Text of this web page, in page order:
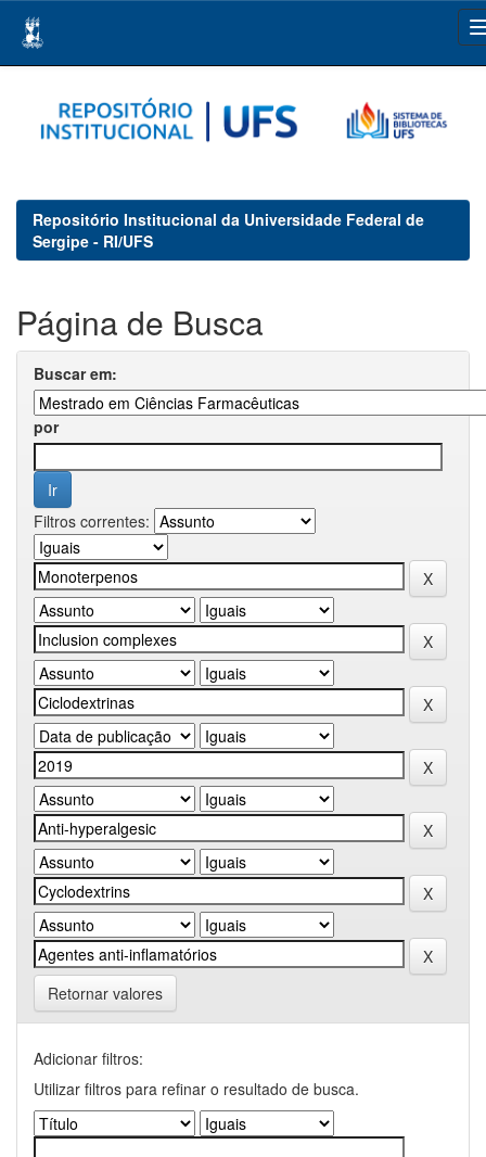
navigation
Repositório Institucional da Universidade Federal de
Sergipe - RI/UFS
Página de Busca
Buscar em:
por
Filtros correntes:
Retornar valores
Adicionar filtros:
Utilizar filtros para refinar o resultado de busca.